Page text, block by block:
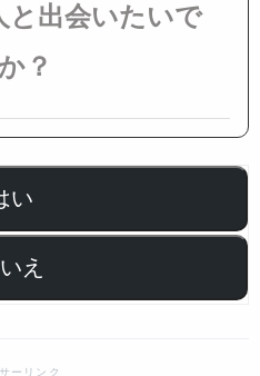
と出会いたいで
？
い
え